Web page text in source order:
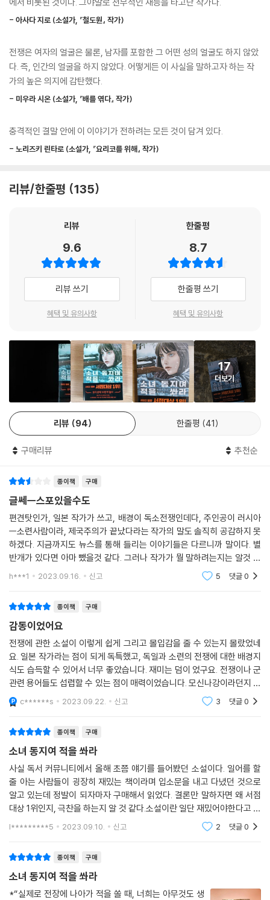
모습은 용서하지 않겠다. 대충 그런 의미일 것이라고 생각하고 아무런 의
심도 품지 않았다. 그러나 실상은 달랐다. 오늘을 마지막으로 다신 울지 못
--- p.345
샤를로타는 숨을 한 번 내쉬고, 화살을 쏘는 듯한 어조로 물었다.
“전쟁이 끝난 뒤에, 저격수는 어떻게 살아가야 하는 존재입니까?”
강당 안이 바짝 긴장했다. 이질적인 질문. 저격병들이 떠안은 공통의 무언
--- p.408
는 자는 일으켜 세웠다. 양쪽 다 거부한 자에게는 다른 길을 가르쳐주었다.
나라에는 그 이면을 보려는 날이 절대로 오지 않는 걸까.
그런 생각에 잠긴 채 또 다른 편지를 뜯었을 때, 나열된 한 문자의 행렬이
물 위로 떠오르듯 세라피마의 시선을 붙잡았다.
“전쟁은 여자의 얼굴을 하지 않았다.”
--- pp.531~532
세라피마가 전쟁에서 배운 것은 800미터 너머의 적을 쏘는 기술도, 전장
에서 갖게 되는 인간의 처절한 심리도, 고문을 견디는 법도, 적과의 힘겨루
기도 아니다. 생명의 의미였다. 잃은 생명은 다시 돌아오지 않는다. 대체할
생명도 존재하지 않는다. 배운 것이 있다면 그저 이 솔직한 진실. 오로지 이
것만을 배웠다. 만약 그 외에 무언가를 얻었다고 말하는 자가 있다면 그런
사람은 신뢰할 수 없다.
--- pp.533~534
다. 그후 이 책은 일본에서 50만 부가 넘는 판매를 거두어, 그 절반가량이
22년 일본에서 가장 많이 팔린 소설’이 되었고, 일본 기시다 후미오 총리가
오프라인 서점에서 직접 구매해 여름휴가에 가져간 유일한 소설로도 이름
을 올렸다.
인 아이사카 토마의 데뷔작으로서, 현재 500일 넘게 지옥이 펼쳐지고 있
하는 전쟁소설이자 반전소설이다. 전쟁을 세상 그 무엇보다 혐오한다고 밝
쟁은 여자의 얼굴을 하지 않았다』 속 500명 이상의 여성 병사들의 증언을
서도록 만든 것이다. 한해 전쟁으로 24만 명이 죽어나가는 폭력의 시대를
살아가는 현대 독자들에게, 이 책은 지금 전쟁소설만이 지닐 수 있는 시의
적절한 감동과 재미를 안겨줄 것이다.
역사상 가장 참혹한 전쟁
열여덟 살 소녀 앞에 놓인 삶과 죽음의 기로
상 최악의 전쟁으로 꼽는 데는 이견의 여지가 없다. 소련에서는 민간인을
포함하여 2700만 명이 사망했는데, 이는 제2차 세계대전으로 인한 총 사
망자의 절반에 이르는 수치다. 독일 역시 민간인 포함 사망자가 700만 명
에 이르는 것으로 추정되고 있다. 이러한 압도적 수치의 배경에는, 두 나라
가 서로를 전멸시킬 적으로 간주하는 이데올로기를 근간에 두고 그것을 위
해 참혹한 학살을 철저히 수행했다는 독소전쟁만의 본질이 깔려 있다. 『소
녀 동지여 적을 쏴라』는 이 역사상 가장 끔찍한 전쟁을 배경으로 소련 여성
저격수들의 삶과 전쟁의 참상, 특히 약자인 여성에게 가해지는 잔혹함을
주인공 세라피마는 독소전쟁이 한창이던 1942년, 마을을 급습한 독일군
에 의해 하루아침에 어머니와 고향을 잃는다. 자신도 나치에게 사살되기
직전, 저격병 출신의 붉은 군대 지휘관 이리나에게 구출되지만, 아군이라
고만 믿은 이리나의 손에 엄마의 시신을 모욕당한다. “싸울 것인가, 죽을
것인가?” 이리나가 제시하는 이분법을 받아들인 세라피마는 그의 제자가
되어 저격병이 되기로 결의한다. 어머니를 쏜 독일 저격병을 처치하기 위
해, 그리고 어머니의 시신을 모욕한 원수 이리나를 죽이기 위해.
이리나가 교관으로 있는 여성 저격병 훈련학교에서 세라피마는 자신과 같
은 처지의 소녀들과 만난다. 모두들 독일군에게 가족과 사랑하는 사람을
잃었고, 그때 이리나가 제시한 싸움과 죽음의 선택지 사이에서 싸우는 쪽
을 선택한 자들이다. 뜨거운 전우애를 나누며 훈련을 마친 세라피마는 어
엿한 저격병으로 거듭나고 동료들과 저격소대를 이룬다. 그리고 임무를 받
은 저격소대는 시가전에 투입될 목적으로 한 도시로 향하는데, 도착한 곳
의 이름은 바로 ‘스탈린그라드’. 소련 병사의 평균 생존시간이 24시간에, 7
초마다 한 명의 독일 병사가 죽어나간다는 격전지였다.
자칫 일본인 작가가 쓴 전쟁 관련 콘텐츠는 군국주의의 잔재로 치부되기
쉬우나, 저자는 소설의 모티브가 된 『전쟁은 여자의 얼굴을 하지 않았다』
의 주제의식 역시 이 책에 끌어왔다. 주인공은 붉은 군대의 일원으로서 10
0명에 달하는 적병을 해치우는 전과를 세우지만, 전쟁의 끔찍함과 여성을
향해 가해지는 폭력을 마주하면서 서서히 깨닫게 된다. 이 전쟁이란 결국
독재국가끼리 벌이는 괴상한 살육일 뿐이란 것을, 그리고 전쟁 아래서 가
장 큰 폭력에 놓이는 것은 여성이라는 것을. 그리고 세라피마는 원수를 갚
스펙터클한 전쟁소설인 『소녀 동지여 적을 쏴라』가 일본에서 젊은 여성들
의 지지를 특히 받은 이유는, 이렇듯 단순히 여성 저격병을 주인공으로 삼
에서 비롯된 것이다. 그야말로 천부적인 재능을 타고난 작가다.
- 아사다 지로 (소설가, 『철도원』 작가)
전쟁은 여자의 얼굴은 물론, 남자를 포함한 그 어떤 성의 얼굴도 하지 않았
다. 즉, 인간의 얼굴을 하지 않았다. 어떻게든 이 사실을 말하고자 하는 작
가의 높은 의지에 감탄했다.
- 미우라 시온 (소설가, 『배를 엮다』 작가)
충격적인 결말 안에 이 이야기가 전하려는 모든 것이 담겨 있다.
- 노리즈키 린타로 (소설가, 『요리코를 위해』 작가)
리뷰/한줄평 135
리뷰
9.6
리뷰 쓰기
혜택 및 유의사항
한줄평
8.7
한줄평 쓰기
혜택 및 유의사항
17
더보기
리뷰 94 한줄평 41
구매리뷰 추천순
종이책 구매
글쎄ㅡ스포있을수도
편견탓인가, 일본 작가가 쓰고, 배경이 독소전쟁인데다, 주인공이 러시아
ㅡ소련사람이라, 제국주의가 끝났다라는 작가의 말도 솔직히 공감하지 못
하겠다. 지금까지도 뉴스를 통해 들리는 이야기들은 다르니까 말이다. 별
반개가 있다면 아마 뺐을것 같다. 그러나 작가가 뭘 말하려는지는 알것 같
다. 연필 대신 총을 잡은 소녀 저격병들을 내세워 전쟁의 참상을 그려내고
h***1 2023.09.16. 신고 5 댓글0
종이책 구매
감동이었어요
전쟁에 관한 소설이 이렇게 쉽게 그리고 몰입감을 줄 수 있는지 몰랐었네
요. 일본 작가라는 점이 되게 독특했고, 독일과 소련의 전쟁에 대한 배경지
식도 습득할 수 있어서 너무 좋았습니다. 재미는 덤이 었구요. 전쟁이나 군
관련 용어들도 섭렵할 수 있는 점이 매력이었습니다. 모신나강이라던지 박
격포가 왜 저격병에게 치명적일 수 있는지 검색을 통해 덧배우며 좋은 감
상이 되었습니
c******s 2023.09.22. 신고 3 댓글0
종이책 구매
소녀 동지여 적을 쏴라
사실 독서 커뮤니티에서 올해 초쯤 얘기를 들어봤던 소설이다. 일어를 할
줄 아는 사람들이 굉장히 재밌는 책이라며 입소문을 내고 다녔던 것으로
알고 있는데 정발이 되자마자 구매해서 읽었다. 결론만 말하자면 왜 서점
대상 1위인지, 극찬을 하는지 알 것 같다.소설이란 일단 재밌어야한다고 생
각한다. 그 목적이 교육이건 정치건 뭐던간에 일단 독자로 하여금 집중을
l*********5 2023.09.10. 신고 2 댓글0
종이책 구매
소녀 동지여 적을 쏴라
*“실제로 전장에 나아가 적을 쏠 때, 너희는 아무것도 생